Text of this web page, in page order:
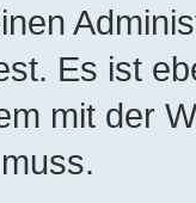
Es ist
mit der